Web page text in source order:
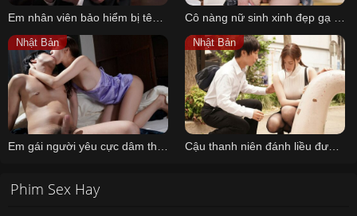
Nhật Bản
Em gái người yêu cực dâm thỏa mãn tình dục cùng anh rể khoai to
Nhật Bản
Cậu thanh niên đánh liều đưa cô giáo mình crush bị ngã về nhà và….
Phim Sex Hay